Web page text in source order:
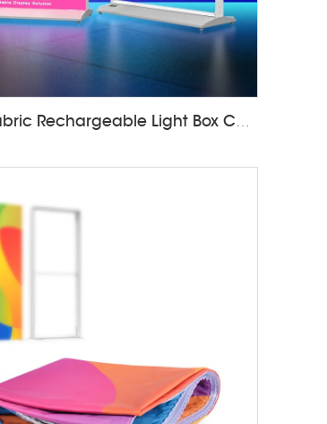
SEGPRO Fabric Rechargeable Light Box Counter LT-ALF85-T3B